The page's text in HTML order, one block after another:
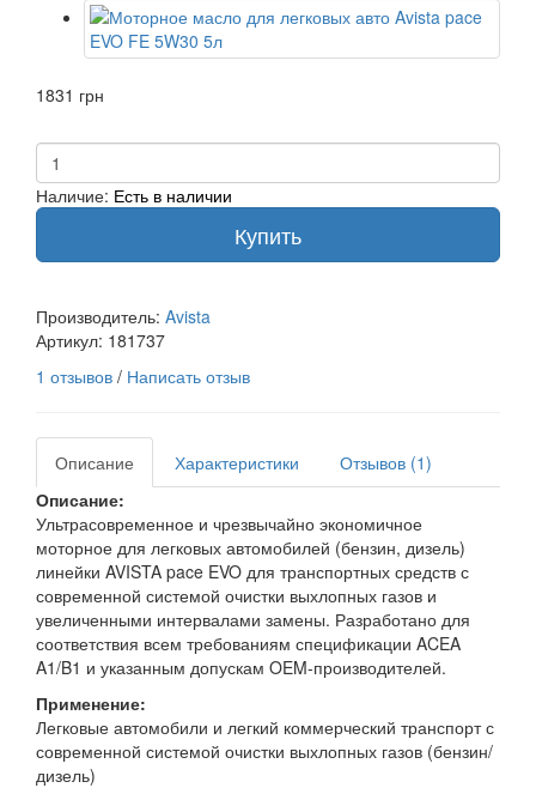
1831 грн
Наличие: Есть в наличии
Купить
Производитель: Avista
Артикул: 181737
1 отзывов / Написать отзыв
Описание Характеристики
Отзывов (1)
Описание:
Ультрасовременное и чрезвычайно экономичное
моторное для легковых автомобилей (бензин, дизель)
линейки AVISTA pace EVO для транспортных средств с
современной системой очистки выхлопных газов и
увеличенными интервалами замены. Разработано для
соответствия всем требованиям спецификации ACEA
A1/B1 и указанным допускам OEM-производителей.
Применение:
Легковые автомобили и легкий коммерческий транспорт с
современной системой очистки выхлопных газов (бензин/
дизель)